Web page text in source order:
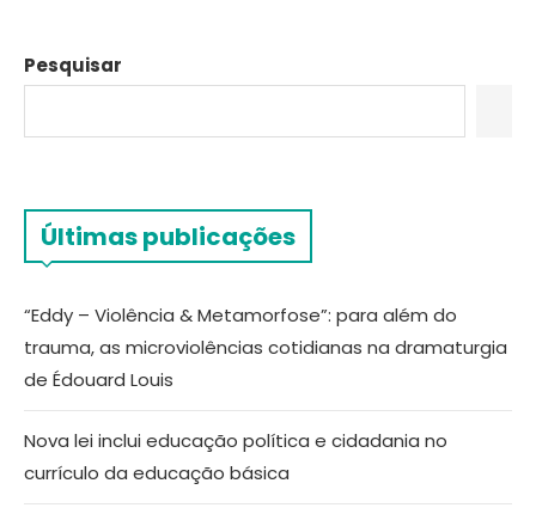
Pesquisar
Últimas publicações
“Eddy – Violência & Metamorfose”: para além do
trauma, as microviolências cotidianas na dramaturgia
de Édouard Louis
Nova lei inclui educação política e cidadania no
currículo da educação básica